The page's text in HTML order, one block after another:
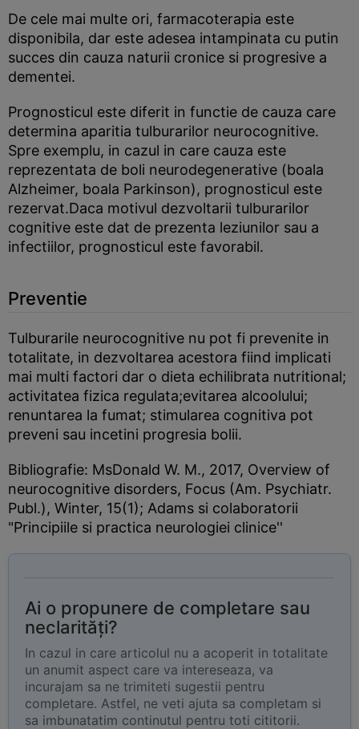
De cele mai multe ori, farmacoterapia este
disponibila, dar este adesea intampinata cu putin
succes din cauza naturii cronice si progresive a
dementei.
Prognosticul este diferit in functie de cauza care
determina aparitia tulburarilor neurocognitive.
Spre exemplu, in cazul in care cauza este
reprezentata de boli neurodegenerative (boala
Alzheimer, boala Parkinson), prognosticul este
rezervat.Daca motivul dezvoltarii tulburarilor
cognitive este dat de prezenta leziunilor sau a
infectiilor, prognosticul este favorabil.
Preventie
Tulburarile neurocognitive nu pot fi prevenite in
totalitate, in dezvoltarea acestora fiind implicati
mai multi factori dar o dieta echilibrata nutritional;
activitatea fizica regulata;evitarea alcoolului;
renuntarea la fumat; stimularea cognitiva pot
preveni sau incetini progresia bolii.
Bibliografie: MsDonald W. M., 2017, Overview of
neurocognitive disorders, Focus (Am. Psychiatr.
Publ.), Winter, 15(1); Adams si colaboratorii
"Principiile si practica neurologiei clinice''
Ai o propunere de completare sau
neclarități?
In cazul in care articolul nu a acoperit in totalitate
un anumit aspect care va intereseaza, va
incurajam sa ne trimiteti sugestii pentru
completare. Astfel, ne veti ajuta sa completam si
sa imbunatatim continutul pentru toti cititorii.